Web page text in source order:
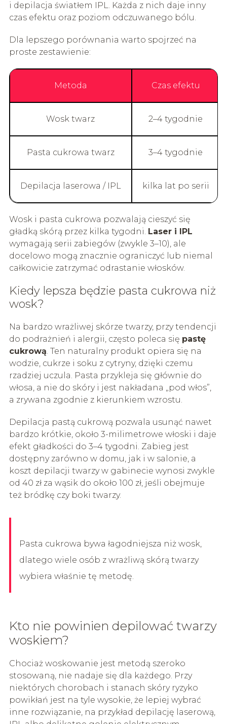
i depilacja światłem IPL. Każda z nich daje inny
czas efektu oraz poziom odczuwanego bólu.
Dla lepszego porównania warto spojrzeć na
proste zestawienie:
Metoda Czas efektu
Wosk twarz 2–4 tygodnie
Pasta cukrowa twarz 3–4 tygodnie
Depilacja laserowa / IPL kilka lat po serii
Wosk i pasta cukrowa pozwalają cieszyć się
gładką skórą przez kilka tygodni. Laser i IPL
wymagają serii zabiegów (zwykle 3–10), ale
docelowo mogą znacznie ograniczyć lub niemal
całkowicie zatrzymać odrastanie włosków.
Kiedy lepsza będzie pasta cukrowa niż
wosk?
Na bardzo wrażliwej skórze twarzy, przy tendencji
do podrażnień i alergii, często poleca się pastę
cukrową. Ten naturalny produkt opiera się na
wodzie, cukrze i soku z cytryny, dzięki czemu
rzadziej uczula. Pasta przykleja się głównie do
włosa, a nie do skóry i jest nakładana „pod włos”,
a zrywana zgodnie z kierunkiem wzrostu.
Depilacja pastą cukrową pozwala usunąć nawet
bardzo krótkie, około 3-milimetrowe włoski i daje
efekt gładkości do 3–4 tygodni. Zabieg jest
dostępny zarówno w domu, jak i w salonie, a
koszt depilacji twarzy w gabinecie wynosi zwykle
od 40 zł za wąsik do około 100 zł, jeśli obejmuje
też bródkę czy boki twarzy.
Pasta cukrowa bywa łagodniejsza niż wosk,
dlatego wiele osób z wrażliwą skórą twarzy
wybiera właśnie tę metodę.
Kto nie powinien depilować twarzy
woskiem?
Chociaż woskowanie jest metodą szeroko
stosowaną, nie nadaje się dla każdego. Przy
niektórych chorobach i stanach skóry ryzyko
powikłań jest na tyle wysokie, że lepiej wybrać
inne rozwiązanie, na przykład depilację laserową,